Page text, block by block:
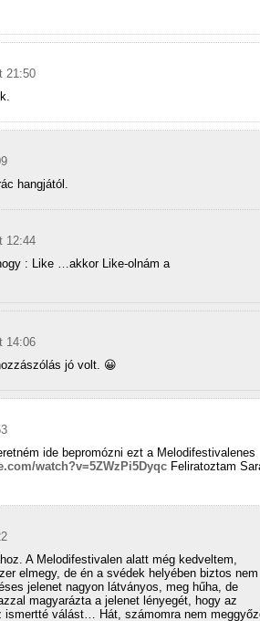
21:50
hangjától.
12:44
: Like …akkor Like-olnám a
14:06
jó volt. 😀
ide bepromózni ezt a Melodifestivalenes
watch?v=5ZWzPi5Dyqc Feliratoztam
A Melodifestivalen alatt még kedveltem,
elmegy, de én a svédek helyében biztos nem
jelenet nagyon látványos, meg hűha, de
magyarázta a jelenet lényegét, hogy az
ismertté válást… Hát, számomra nem